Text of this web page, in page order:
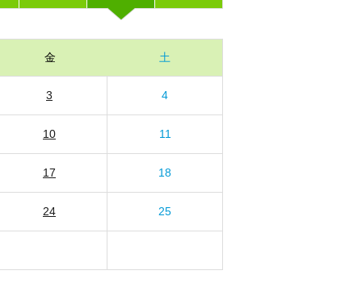
金 土
3 4
10 11
17 18
24 25